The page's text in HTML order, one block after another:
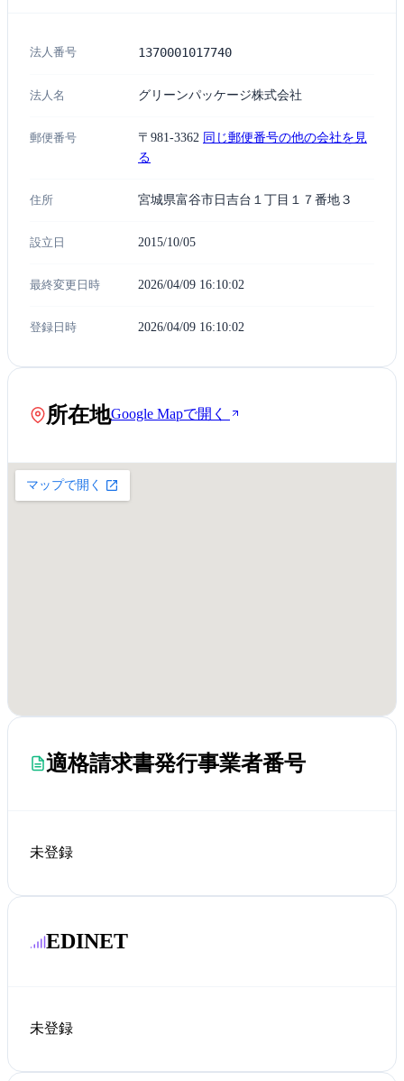
法人番号 1370001017740
法人名 グリーンパッケージ株式会社
郵便番号 〒981-3362 同じ郵便番号の他の会社を見
る
住所 宮城県富谷市日吉台１丁目１７番地３
設立日 2015/10/05
最終変更日時 2026/04/09 16:10:02
登録日時 2026/04/09 16:10:02
所在地Google Mapで開く
適格請求書発行事業者番号
未登録
EDINET
未登録